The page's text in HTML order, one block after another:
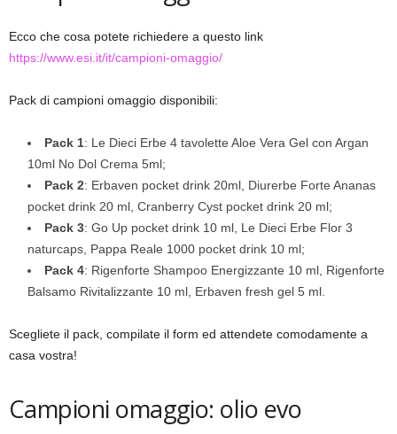
Ecco che cosa potete richiedere a questo link
https://www.esi.it/it/campioni-omaggio/
Pack di campioni omaggio disponibili:
Pack 1: Le Dieci Erbe 4 tavolette Aloe Vera Gel con Argan
10ml No Dol Crema 5ml;
Pack 2: Erbaven pocket drink 20ml, Diurerbe Forte Ananas
pocket drink 20 ml, Cranberry Cyst pocket drink 20 ml;
Pack 3: Go Up pocket drink 10 ml, Le Dieci Erbe Flor 3
naturcaps, Pappa Reale 1000 pocket drink 10 ml;
Pack 4: Rigenforte Shampoo Energizzante 10 ml, Rigenforte
Balsamo Rivitalizzante 10 ml, Erbaven fresh gel 5 ml.
Scegliete il pack, compilate il form ed attendete comodamente a
casa vostra!
Campioni omaggio: olio evo